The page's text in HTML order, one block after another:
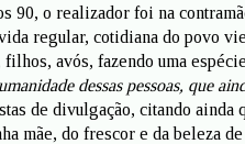
90, o realizador foi na
regular, cotidiana do povo
avós, fazendo uma
dessas pessoas, que
de divulgação, citando ainda
mãe, do frescor e da beleza